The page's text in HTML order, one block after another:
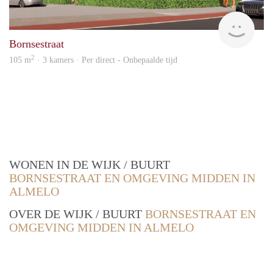
Bornsestraat
105 m2 · 3 kamers · Per direct - Onbepaalde tijd
WONEN IN DE WIJK / BUURT
BORNSESTRAAT EN OMGEVING MIDDEN IN
ALMELO
OVER DE WIJK / BUURT BORNSESTRAAT EN
OMGEVING MIDDEN IN ALMELO